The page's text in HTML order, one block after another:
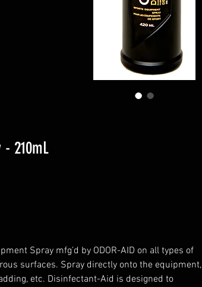
- 210mL
Spray mfg’d by ODOR-AID on all types of
surfaces. Spray directly onto the equipment,
etc. Disinfectant-Aid is designed to